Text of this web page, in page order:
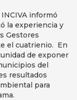
informó
la experiencia y
Gestores
el cuatrienio. En
de exponer
del
resultados
para